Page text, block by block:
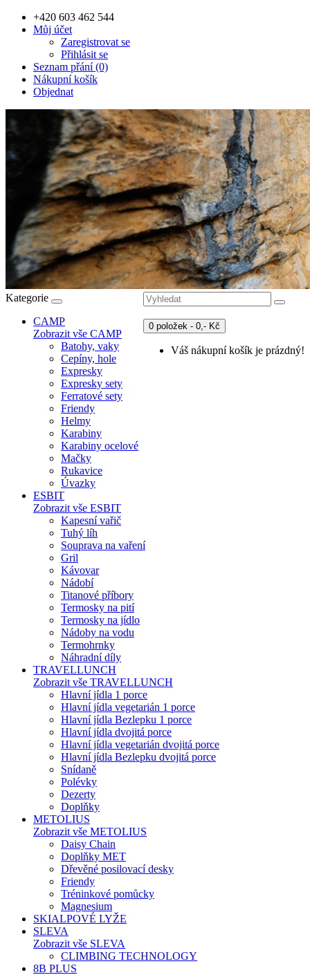
+420 603 462 544
Můj účet
Zaregistrovat se
Přihlásit se
Seznam přání (0)
Nákupní košík
Objednat
0 položek - 0,- Kč
Váš nákupní košík je prázdný!
Kategorie
CAMP
Zobrazit vše CAMP
Batohy, vaky
Cepíny, hole
Expresky
Expresky sety
Ferratové sety
Friendy
Helmy
Karabiny
Karabiny ocelové
Mačky
Rukavice
Úvazky
ESBIT
Zobrazit vše ESBIT
Kapesní vařič
Tuhý líh
Souprava na vaření
Gril
Kávovar
Nádobí
Titanové příbory
Termosky na pití
Termosky na jídlo
Nádoby na vodu
Termohrnky
Náhradní díly
TRAVELLUNCH
Zobrazit vše TRAVELLUNCH
Hlavní jídla 1 porce
Hlavní jídla vegetarián 1 porce
Hlavní jídla Bezlepku 1 porce
Hlavní jídla dvojitá porce
Hlavní jídla vegetarián dvojitá porce
Hlavní jídla Bezlepku dvojitá porce
Snídaně
Polévky
Dezerty
Doplňky
METOLIUS
Zobrazit vše METOLIUS
Daisy Chain
Doplňky MET
Dřevěné posilovací desky
Friendy
Tréninkové pomůcky
Magnesium
SKIALPOVÉ LYŽE
SLEVA
Zobrazit vše SLEVA
CLIMBING TECHNOLOGY
8B PLUS